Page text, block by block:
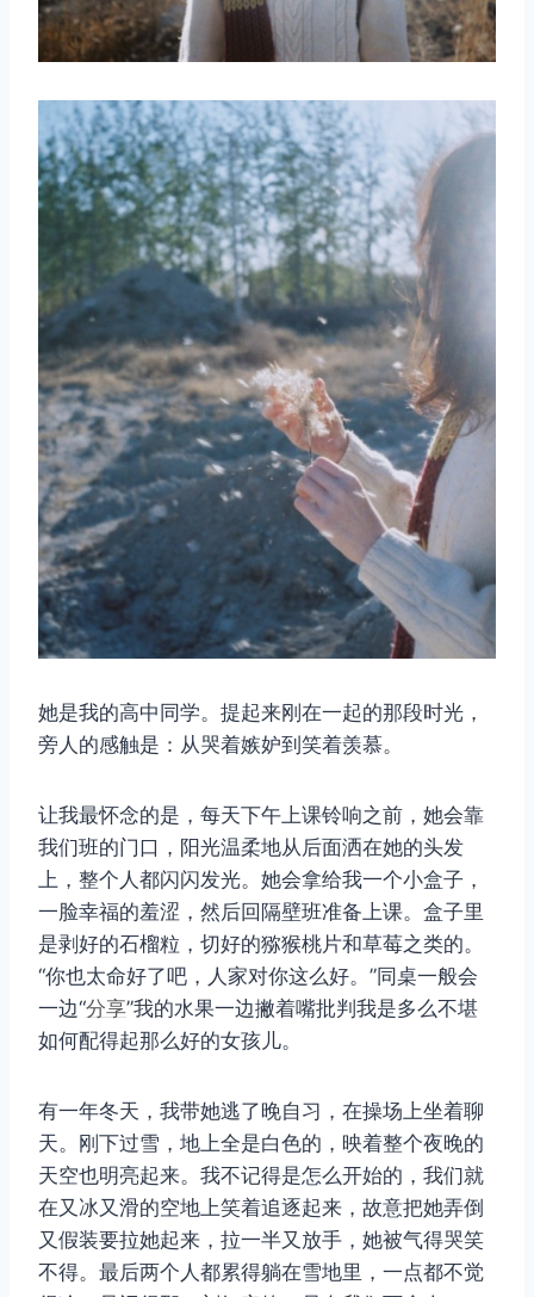
她是我的高中同学。提起来刚在一起的那段时光，
旁人的感触是：从哭着嫉妒到笑着羡慕。
让我最怀念的是，每天下午上课铃响之前，她会靠
我们班的门口，阳光温柔地从后面洒在她的头发
上，整个人都闪闪发光。她会拿给我一个小盒子，
一脸幸福的羞涩，然后回隔壁班准备上课。盒子里
是剥好的石榴粒，切好的猕猴桃片和草莓之类的。
“你也太命好了吧，人家对你这么好。”同桌一般会
一边“分享”我的水果一边撇着嘴批判我是多么不堪
如何配得起那么好的女孩儿。
有一年冬天，我带她逃了晚自习，在操场上坐着聊
天。刚下过雪，地上全是白色的，映着整个夜晚的
天空也明亮起来。我不记得是怎么开始的，我们就
在又冰又滑的空地上笑着追逐起来，故意把她弄倒
又假装要拉她起来，拉一半又放手，她被气得哭笑
不得。最后两个人都累得躺在雪地里，一点都不觉